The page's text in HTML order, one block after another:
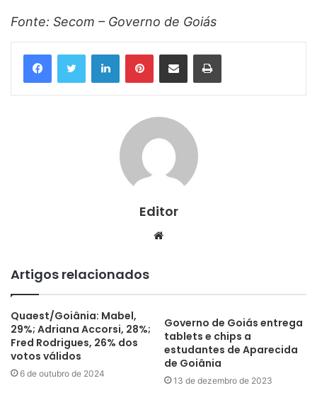
Fonte: Secom – Governo de Goiás
LinkedinPinterestCompartilhar via e-mail Imprimir
Editor
Website
Artigos relacionados
Quaest/Goiânia: Mabel,
29%; Adriana Accorsi, 28%;
Fred Rodrigues, 26% dos
votos válidos
6 de outubro de 2024
Governo de Goiás entrega
tablets e chips a
estudantes de Aparecida
de Goiânia
13 de dezembro de 2023